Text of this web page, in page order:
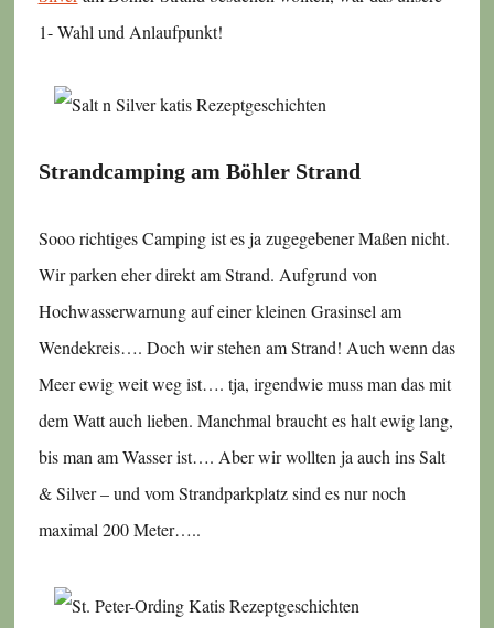
1- Wahl und Anlaufpunkt!
Strandcamping am Böhler Strand
Sooo richtiges Camping ist es ja zugegebener Maßen nicht.
Wir parken eher direkt am Strand. Aufgrund von
Hochwasserwarnung auf einer kleinen Grasinsel am
Wendekreis…. Doch wir stehen am Strand! Auch wenn das
Meer ewig weit weg ist…. tja, irgendwie muss man das mit
dem Watt auch lieben. Manchmal braucht es halt ewig lang,
bis man am Wasser ist…. Aber wir wollten ja auch ins Salt
& Silver – und vom Strandparkplatz sind es nur noch
maximal 200 Meter…..